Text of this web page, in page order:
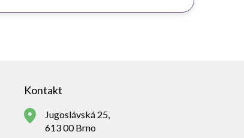
Kontakt
Jugoslávská 25,
613 00 Brno